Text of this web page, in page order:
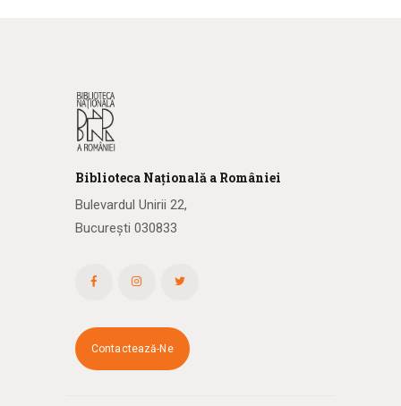
Biblioteca Națională a României
Bulevardul Unirii 22,
București 030833
Contactează-Ne